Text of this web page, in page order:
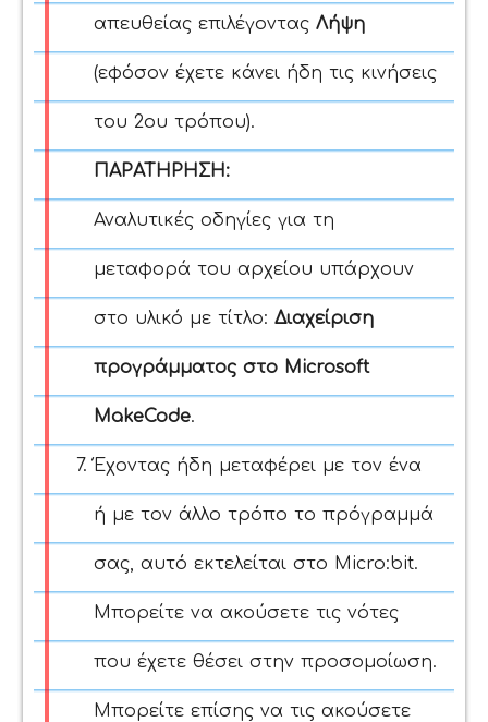
απευθείας επιλέγοντας Λήψη
(εφόσον έχετε κάνει ήδη τις κινήσεις
του 2ου τρόπου).
ΠΑΡΑΤΗΡΗΣΗ:
Αναλυτικές οδηγίες για τη
μεταφορά του αρχείου υπάρχουν
στο υλικό με τίτλο: Διαχείριση
προγράμματος στο Microsoft
MakeCode.
Έχοντας ήδη μεταφέρει με τον ένα
ή με τον άλλο τρόπο το πρόγραμμά
σας, αυτό εκτελείται στο Micro:bit.
Μπορείτε να ακούσετε τις νότες
που έχετε θέσει στην προσομοίωση.
Μπορείτε επίσης να τις ακούσετε